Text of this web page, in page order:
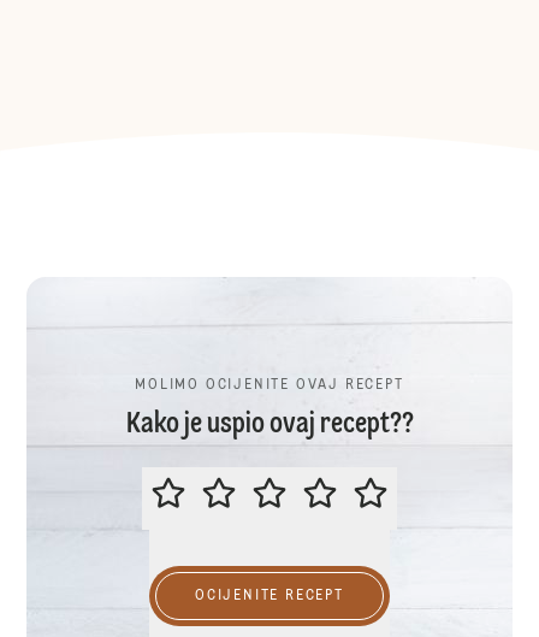
MOLIMO OCIJENITE OVAJ RECEPT
Kako je uspio ovaj recept??
MOLIMO OCIJENITE OVAJ
OCIJENITE RECEPT